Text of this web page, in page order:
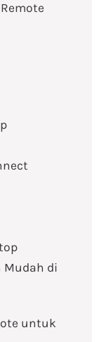
Mudah di
untuk